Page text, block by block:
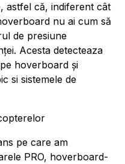
astfel că, indiferent cât
nu ai cum să
de presiune
Acesta detecteaza
hoverboard și
si sistemele de
pe care am
PRO, hoverboard-